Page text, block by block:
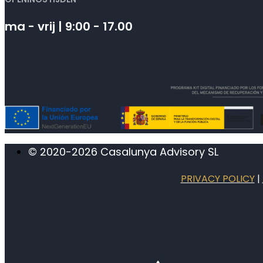
ma - vrij | 9:00 - 17.00
© 2020-2026 Casalunya Advisory SL
PRIVACY POLICY|